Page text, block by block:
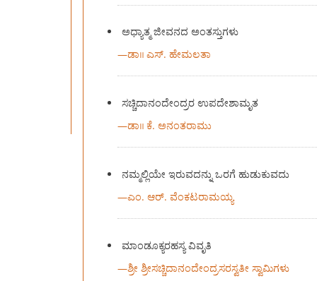
ಅಧ್ಯಾತ್ಮ ಜೀವನದ ಅಂತಸ್ತುಗಳು
—ಡಾ॥ ಎಸ್. ಹೇಮಲತಾ
ಸಚ್ಚಿದಾನಂದೇಂದ್ರರ ಉಪದೇಶಾಮೃತ
—ಡಾ॥ ಕೆ. ಅನಂತರಾಮು
ನಮ್ಮಲ್ಲಿಯೇ ಇರುವದನ್ನು ಒರಗೆ ಹುಡುಕುವದು
—ಎಂ. ಆರ್. ವೆಂಕಟರಾಮಯ್ಯ
ಮಾಂಡೂಕ್ಯರಹಸ್ಯ ವಿವೃತಿ
—ಶ್ರೀ ಶ್ರೀಸಚ್ಚಿದಾನಂದೇಂದ್ರಸರಸ್ವತೀ ಸ್ವಾಮಿಗಳು